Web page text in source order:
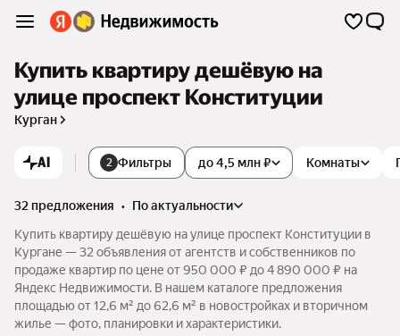
Купить квартиру дешёвую на
улице проспект Конституции
Курган
AI 2 Фильтры Комнаты
до 4,5 млн ₽
32 предложения •
по актуальности
Купить квартиру дешёвую на улице проспект Конституции в
Кургане — 32 объявления от агентств и собственников по
продаже квартир по цене от 950 000 ₽ до 4 890 000 ₽ на
Яндекс Недвижимости. В нашем каталоге предложения
площадью от 12,6 м² до 62,6 м² в новостройках и вторичном
жилье — фото, планировки и характеристики.